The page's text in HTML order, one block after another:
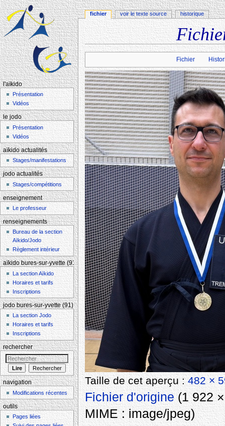
Aller à :navigation , rechercher
Fichier
Taille de cet aperçu :482 ×
Fichier d'origine‎(1 922
MIME :image/jpeg)
fichier voir le texte source historique
l'aïkido
Présentation
Vidéos
le jodo
Présentation
Vidéos
aïkido actualités
Stages/manifestations
jodo actualités
Stages/compétitions
enseignement
Le professeur
renseignements
Bureau de la section
Aïkido/Jodo
Règlement intérieur
aïkido bures-sur-yvette (91)
La section Aïkido
Horaires et tarifs
Inscriptions
jodo bures-sur-yvette (91)
La section Jodo
Horaires et tarifs
Inscriptions
rechercher
navigation
Modifications récentes
outils
Pages liées